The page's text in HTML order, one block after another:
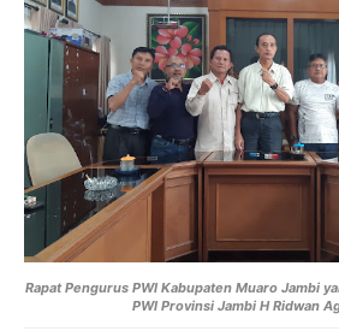
Rapat Pengurus PWI Kabupaten Muaro Jambi
PWI Provinsi Jambi H Ridwan